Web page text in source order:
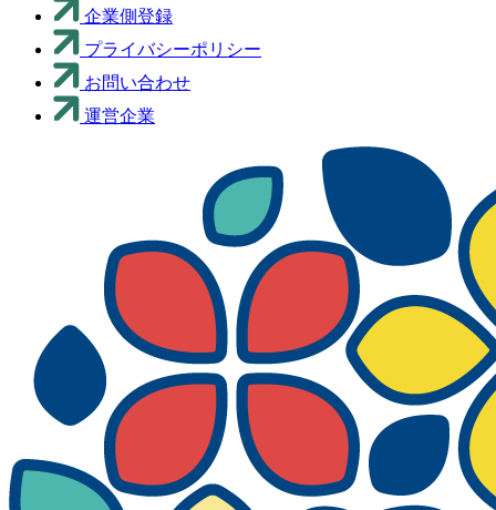
企業側登録
プライバシーポリシー
お問い合わせ
運営企業